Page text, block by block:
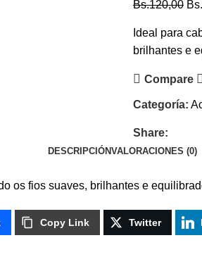
Bs.120,00 Bs.
Ideal para
brilhantes e
Compare
Categoría:
Share:
DESCRIPCIÓNVALORACIONES (0)
os fios suaves, brilhantes e
Copy Link Twitter